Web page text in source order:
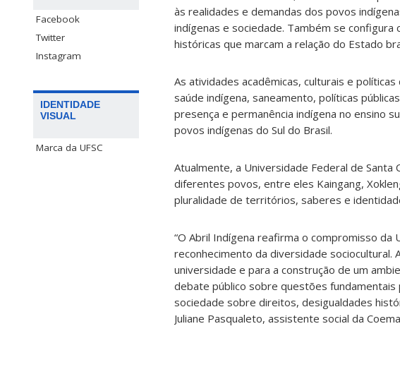
Facebook
Twitter
Instagram
IDENTIDADE
VISUAL
Marca da UFSC
às realidades e demandas dos povos
indígenas e sociedade. Também se
históricas que marcam a relação do Estado
As atividades acadêmicas, culturais e
saúde indígena, saneamento, políticas
presença e permanência indígena no ensino
povos indígenas do Sul do Brasil.
Atualmente, a Universidade Federal de
diferentes povos, entre eles Kaingang,
pluralidade de territórios, saberes e
“O Abril Indígena reafirma o compromisso da
reconhecimento da diversidade sociocultural.
universidade e para a construção de um
debate público sobre questões fundamentais
sociedade sobre direitos, desigualdades
Juliane Pasqualeto, assistente social da